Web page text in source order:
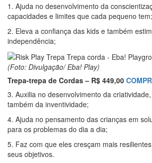
1. Ajuda no desenvolvimento da
capacidades e limites que cada pequeno tem;
2. Eleva a confiança das kids e também
independência;
(Foto: Divulgação/ Eba! Play)
Trepa-trepa de Cordas – R$ 449,00
3. Auxilia no desenvolvimento da
também da inventividade;
4. Ajuda no pensamento das crianças em
para os problemas do dia a dia;
5. Faz com que eles cresçam mais
seus objetivos.